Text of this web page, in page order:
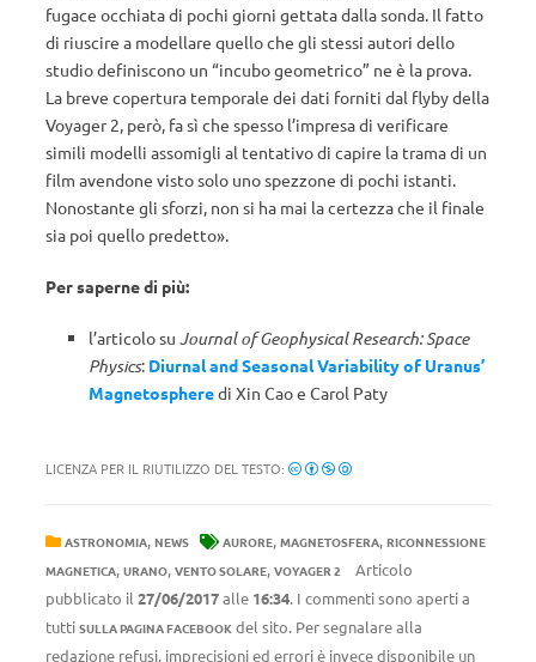
fugace occhiata di pochi giorni gettata dalla sonda. Il fatto
di riuscire a modellare quello che gli stessi autori dello
studio definiscono un “incubo geometrico” ne è la prova.
La breve copertura temporale dei dati forniti dal flyby della
Voyager 2, però, fa sì che spesso l’impresa di verificare
simili modelli assomigli al tentativo di capire la trama di un
film avendone visto solo uno spezzone di pochi istanti.
Nonostante gli sforzi, non si ha mai la certezza che il finale
sia poi quello predetto».
Per saperne di più:
l’articolo su Journal of Geophysical Research: Space
Physics: Diurnal and Seasonal Variability of Uranus’
Magnetospheredi Xin Cao e Carol Paty
LICENZA PER IL RIUTILIZZO DEL TESTO:
ASTRONOMIA, NEWS AURORE, MAGNETOSFERA, RICONNESSIONE
MAGNETICA, URANO, VENTO SOLARE, VOYAGER 2
Articolo
pubblicato il 27/06/2017alle 16:34. I commenti sono aperti a
tutti SULLA PAGINA FACEBOOK del sito. Per segnalare alla
redazione refusi, imprecisioni ed errori è invece disponibile un